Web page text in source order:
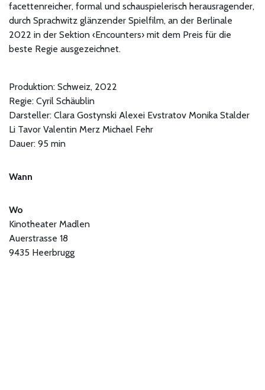
facettenreicher, formal und schauspielerisch herausragender,
durch Sprachwitz glänzender Spielfilm, an der Berlinale
2022 in der Sektion ‹Encounters› mit dem Preis für die
beste Regie ausgezeichnet.
Produktion: Schweiz, 2022
Regie: Cyril Schäublin
Darsteller: Clara Gostynski Alexei Evstratov Monika Stalder
Li Tavor Valentin Merz Michael Fehr
Dauer: 95 min
Wann
Wo
Kinotheater Madlen
Auerstrasse 18
9435 Heerbrugg